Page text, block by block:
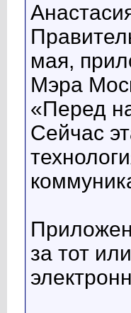
мая,
Мэра
«Перед
Сейчас
за тот